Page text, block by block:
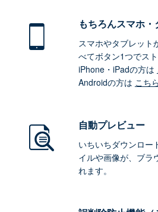
もちろんスマホ・
スマホやタブレット
べてボタン1つでス
iPhone・iPadの方は
Androidの方は こちら
自動プレビュー
いちいちダウンロー
イルや画像が、ブラ
れます。